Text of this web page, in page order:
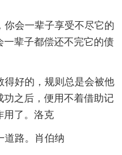
你会一辈子享受不尽它的
辈子都偿还不完它的债
得好的，规则总是会被他
之后，便用不着借助记
用了。洛克
道路。肖伯纳